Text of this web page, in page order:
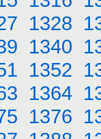
1328
1340
1352
1364
1376